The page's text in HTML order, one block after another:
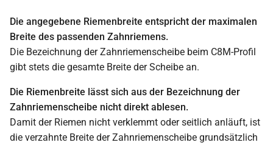
Die angegebene Riemenbreite entspricht der maximalen
Breite des passenden Zahnriemens.
Die Bezeichnung der Zahnriemenscheibe beim C8M-Profil
gibt stets die gesamte Breite der Scheibe an.
Die Riemenbreite lässt sich aus der Bezeichnung der
Zahnriemenscheibe nicht direkt ablesen.
Damit der Riemen nicht verklemmt oder seitlich anläuft, ist
die verzahnte Breite der Zahnriemenscheibe grundsätzlich